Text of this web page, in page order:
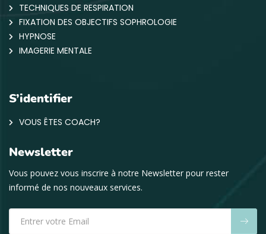
TECHNIQUES DE RESPIRATION
FIXATION DES OBJECTIFS SOPHROLOGIE
HYPNOSE
IMAGERIE MENTALE
S’identifier
VOUS ÊTES COACH?
Newsletter
Vous pouvez vous inscrire à notre Newsletter pour rester
informé de nos nouveaux services.